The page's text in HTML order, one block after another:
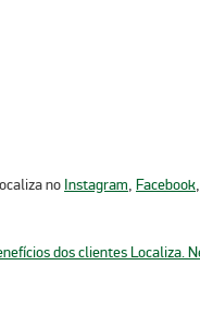
no Instagram, Facebook,